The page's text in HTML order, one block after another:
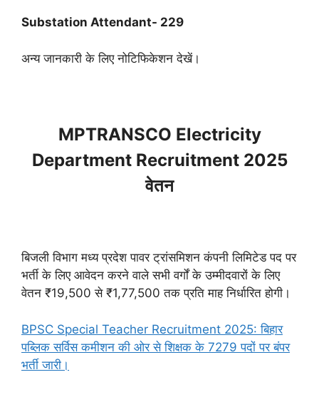
Substation Attendant- 229
अन्य जानकारी के लिए नोटिफिकेशन देखें।
MPTRANSCO Electricity
Department Recruitment 2025
वेतन
बिजली विभाग मध्य प्रदेश पावर ट्रांसमिशन कंपनी लिमिटेड पद पर
भर्ती के लिए आवेदन करने वाले सभी वर्गों के उम्मीदवारों के लिए
वेतन ₹19,500 से ₹1,77,500 तक प्रति माह निर्धारित होगी।
BPSC Special Teacher Recruitment 2025: बिहार
पब्लिक सर्विस कमीशन की ओर से शिक्षक के 7279 पदों पर बंपर
भर्ती जारी।